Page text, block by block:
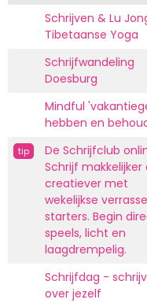
Schrijven & Lu
Tibetaanse Yoga
Schrijfwandeling
Doesburg
Mindful
hebben en
tip
De Schrijfclub
Schrijf makkelijker
creatiever met
wekelijkse
starters. Begin
speels, licht en
laagdrempelig.
Schrijfdag -
over jezelf